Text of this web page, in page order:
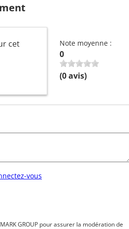
cet
Note moyenne :
0
(0avis)
vous
GROUP pour assurer la modération de